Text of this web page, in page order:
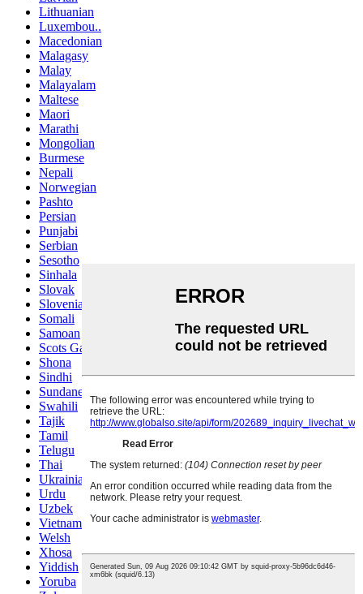
Lithuanian
Luxembou..
Macedonian
Malagasy
Malay
Malayalam
Maltese
Maori
Marathi
Mongolian
Burmese
Nepali
Norwegian
Pashto
Persian
Punjabi
Serbian
Sesotho
Sinhala
Slovak
Slovenian
Somali
Samoan
Scots Gaelic
Shona
Sindhi
Sundanese
Swahili
Tajik
Tamil
Telugu
Thai
Ukrainian
Urdu
Uzbek
Vietnamese
Welsh
Xhosa
Yiddish
Yoruba